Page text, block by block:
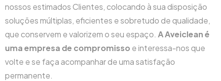
nossos estimados Clientes, colocando à sua disposição
soluções múltiplas, eficientes e sobretudo de qualidade,
que conservem e valorizem o seu espaço. A Aveiclean é
uma empresa de compromisso e interessa-nos que
volte e se faça acompanhar de uma satisfação
permanente.